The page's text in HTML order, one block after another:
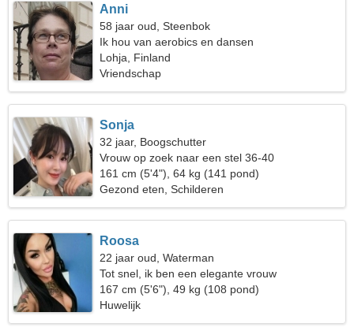
Anni
58 jaar oud, Steenbok
Ik hou van aerobics en dansen
Lohja, Finland
Vriendschap
Sonja
32 jaar, Boogschutter
Vrouw op zoek naar een stel 36-40
161 cm (5'4"), 64 kg (141 pond)
Gezond eten, Schilderen
Roosa
22 jaar oud, Waterman
Tot snel, ik ben een elegante vrouw
167 cm (5'6"), 49 kg (108 pond)
Huwelijk